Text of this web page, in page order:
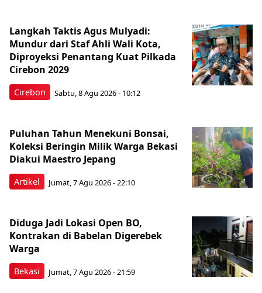
Cirebon
Langkah Taktis Agus Mulyadi:
Mundur dari Staf Ahli Wali Kota,
Diproyeksi Penantang Kuat Pilkada
Cirebon 2029
Sabtu, 8 Agu 2026 - 10:12
Artikel
Puluhan Tahun Menekuni Bonsai,
Koleksi Beringin Milik Warga Bekasi
Diakui Maestro Jepang
Jumat, 7 Agu 2026 - 22:10
Bekasi
Diduga Jadi Lokasi Open BO,
Kontrakan di Babelan Digerebek
Warga
Jumat, 7 Agu 2026 - 21:59